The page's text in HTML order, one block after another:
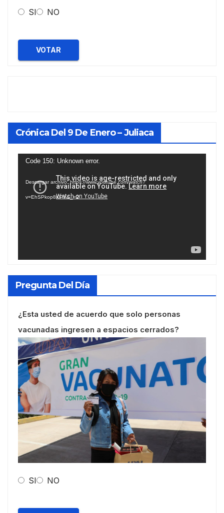
SI NO
VOTAR
Crónica Del 9 De Enero – Juliaca
Reproductor
vídeo
Code 150: Unknown error.
Descargar archivo: https://www.youtube.com/watch?
v=EhSPkop8KPY&_=2
Pregunta Del Día
¿Esta usted de acuerdo que solo personas
vacunadas ingresen a espacios cerrados?
SI NO